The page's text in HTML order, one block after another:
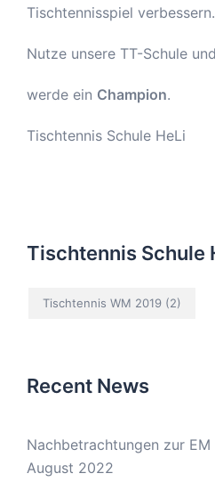
Tischtennisspiel verbessern.
Nutze unsere TT-Schule
werde ein Champion.
Tischtennis Schule HeLi
Tischtennis Schule
Tischtennis WM 2019 (2)
Recent News
Nachbetrachtungen zur
August 2022